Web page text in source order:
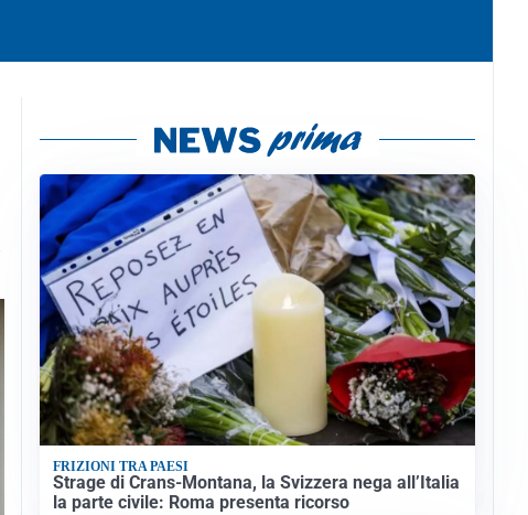
FRIZIONI TRA PAESI
Strage di Crans-Montana, la Svizzera nega all’Italia
la parte civile: Roma presenta ricorso